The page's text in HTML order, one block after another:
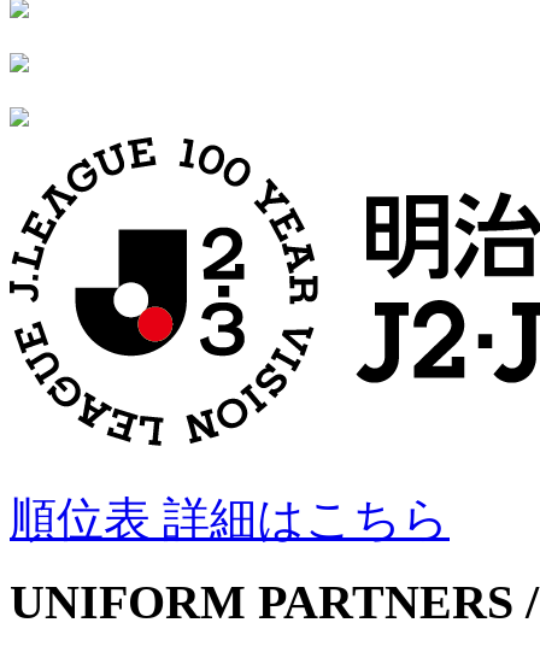
順位表 詳細はこちら
UNIFORM PARTNERS